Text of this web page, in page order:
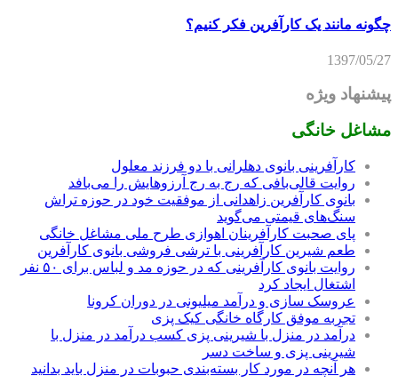
چگونه مانند یک کارآفرین فکر کنیم؟
1397/05/27
پیشنهاد ویژه
مشاغل خانگی
کارآفرینی بانوی دهلرانی با دو فرزند معلول
روایت قالی‌بافی که رج به رج آرزوهایش را می‌بافد
بانوی کارآفرین زاهدانی از موفقیت خود در حوزه تراش
سنگ‌های قیمتی می‌گوید
پای صحبت کارآفرینان اهوازی طرح ملی مشاغل خانگی
طعم شیرین کارآفرینی با ترشی فروشی بانوی کارآفرین
روایت بانوی کارآفرینی که در حوزه مد و لباس برای ۵۰ نفر
اشتغال ایجاد کرد
عروسک سازی و درآمد میلیونی در دوران کرونا
تجربه موفق کارگاه خانگی کیک پزی
درآمد در منزل با شیرینی پزی کسب درآمد در منزل با
شیرینی پزی و ساخت دسر
هر آنچه در مورد کار بسته‌بندی حبوبات در منزل باید بدانید